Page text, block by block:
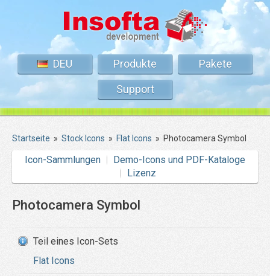
DEU Produkte
Pakete
Support
Startseite » Stock Icons » Flat Icons » Photocamera Symbol
Icon-Sammlungen
Demo-Icons und PDF-Kataloge
Lizenz
Photocamera Symbol
Teil eines Icon-Sets
Flat Icons